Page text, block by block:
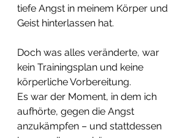
tiefe Angst in meinem Körper und
Geist hinterlassen hat.
Doch was alles veränderte, war
kein Trainingsplan und keine
körperliche Vorbereitung.
Es war der Moment, in dem ich
aufhörte, gegen die Angst
anzukämpfen – und stattdessen